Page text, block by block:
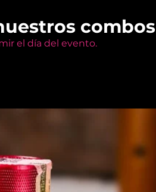
combos
el día del evento.